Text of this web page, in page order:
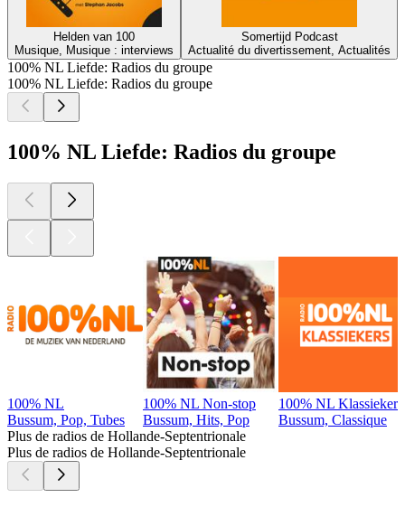
Helden van 100
Musique, Musique : interviews
Somertijd Podcast
Actualité du divertissement, Actualités
100% NL Liefde: Radios du groupe
100% NL Liefde: Radios du groupe
100% NL Liefde: Radios du groupe
100% NL
Bussum, Pop, Tubes
100% NL Non-stop
Bussum, Hits, Pop
100% NL Klassiekers
Bussum, Classique
Plus de radios de Hollande-Septentrionale
Plus de radios de Hollande-Septentrionale